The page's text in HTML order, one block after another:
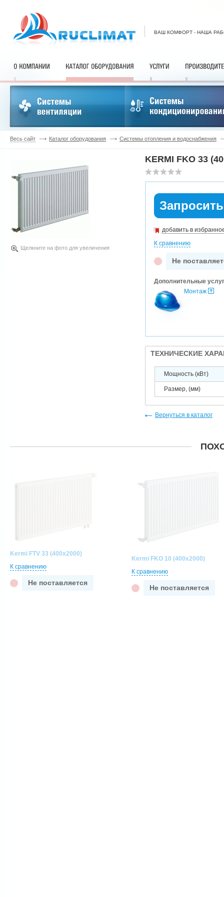
ВАШ КОМФОРТ - НАША
Весь сайт Каталог оборудования Системы отопления и водоснабжения
Щелкните на фото для увеличения
KERMI FKO 33
добавить в
К сравнению
Не
Дополнительные
Монтаж
ТЕХНИЧЕСКИЕ
Мощность (кВт)
Размер, (мм)
Вернуться в каталог
Kermi FTV 33 (400x2000)
К сравнению
Не поставляется
Kermi FKO 10 (400x2000)
К сравнению
Не поставляется